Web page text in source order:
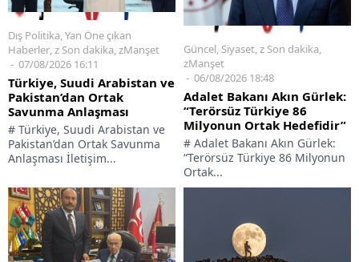
Dış Politika,Yan Öne çıkan
Haberler,z Son dakika,zManşet
07/08/2026 16:11
Türkiye, Suudi Arabistan ve
Pakistan’dan Ortak
Savunma Anlaşması
# Türkiye, Suudi Arabistan ve
Pakistan’dan Ortak Savunma
Anlaşması İletişim...
Güncel, Siyaset,z Son dakika,
zManşet
06/08/2026 18:48
Adalet Bakanı Akın Gürlek:
“Terörsüz Türkiye 86
Milyonun Ortak Hedefidir”
# Adalet Bakanı Akın Gürlek:
“Terörsüz Türkiye 86 Milyonun
Ortak...